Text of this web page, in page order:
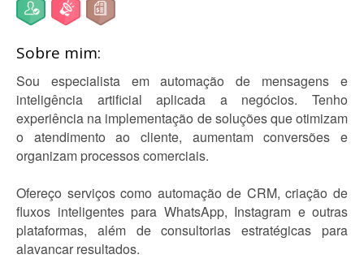
Sobre mim:
Sou especialista em automação de mensagens e
inteligência artificial aplicada a negócios. Tenho
experiência na implementação de soluções que otimizam
o atendimento ao cliente, aumentam conversões e
organizam processos comerciais.
Ofereço serviços como automação de CRM, criação de
fluxos inteligentes para WhatsApp, Instagram e outras
plataformas, além de consultorias estratégicas para
alavancar resultados.